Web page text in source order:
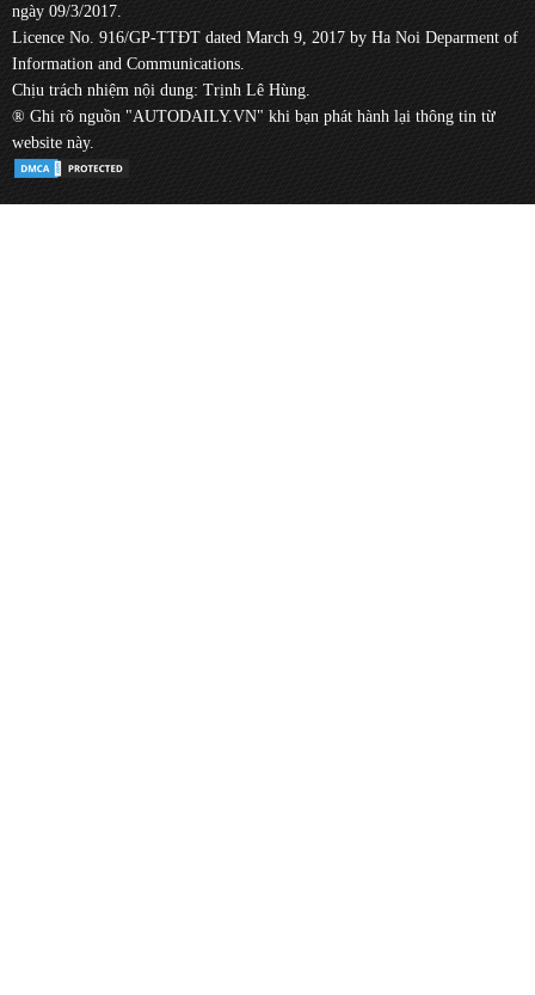
ngày 09/3/2017.
Licence No. 916/GP-TTĐT dated March 9, 2017 by Ha Noi Deparment of
Information and Communications.
Chịu trách nhiệm nội dung: Trịnh Lê Hùng.
® Ghi rõ nguồn "AUTODAILY.VN" khi bạn phát hành lại thông tin từ
website này.